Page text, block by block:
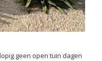
geen open tuin dagen